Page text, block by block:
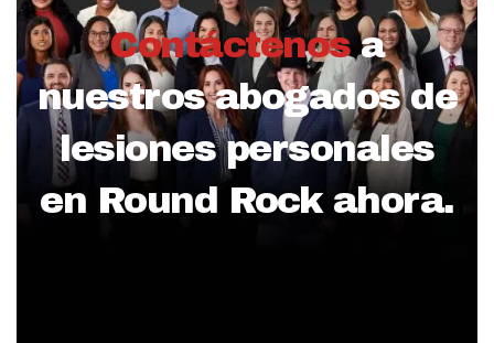
Contáctenos a
nuestros abogados de
lesiones personales
en Round Rock ahora.